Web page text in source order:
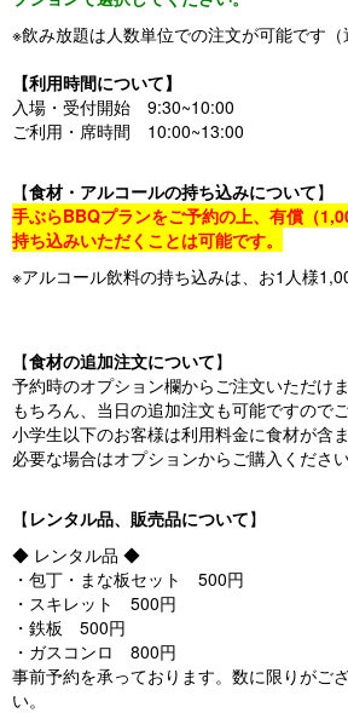
※飲み放題は人数単位での注文が可能です（
【利用時間について】
入場・受付開始 9:30~10:00
ご利用・席時間 10:00~13:00
【食材・アルコールの持ち込みについて】
手ぶらBBQプランをご予約の上、有償（
持ち込みいただくことは可能です。
※アルコール飲料の持ち込みは、お1人様
【食材の追加注文について】
予約時のオプション欄からご注文いただけま
もちろん、当日の追加注文も可能ですので
小学生以下のお客様は利用料金に食材が含
必要な場合はオプションからご購入ください
【 レンタル品、販売品について】
◆ レンタル品 ◆
・包丁・まな板セット 500円
・スキレット 500円
・鉄板 500円
・ガスコンロ 800円
事前予約を承っております。数に限りがご
い。